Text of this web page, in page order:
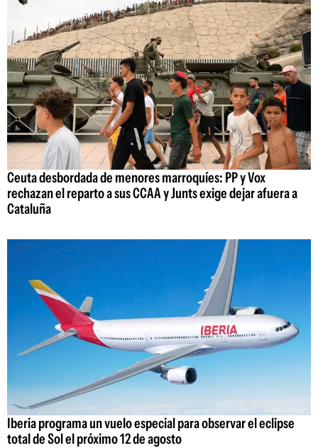
Ceuta desbordada de menores marroquíes: PP y Vox
rechazan el reparto a sus CCAA y Junts exige dejar afuera a
Cataluña
Iberia programa un vuelo especial para observar el eclipse
total de Sol el próximo 12 de agosto